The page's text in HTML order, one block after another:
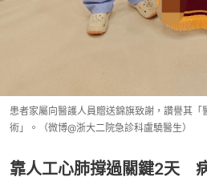
患者家屬向醫護人員贈送錦旗致謝，讚譽其
術」。（微博@浙大二院急診科盧驍醫生）
靠人工心肺撐過關鍵2天